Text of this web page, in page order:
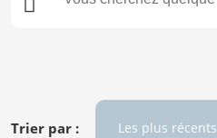
Trier par : Les plus récents